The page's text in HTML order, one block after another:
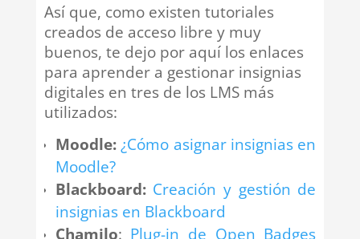
Así que, como existen tutoriales
creados de acceso libre y muy
buenos, te dejo por aquí los enlaces
para aprender a gestionar insignias
digitales en tres de los LMS más
utilizados:
Moodle: ¿Cómo asignar insignias en
Moodle?
Blackboard: Creación y gestión de
insignias en Blackboard
Chamilo: Plug-in de Open Badges